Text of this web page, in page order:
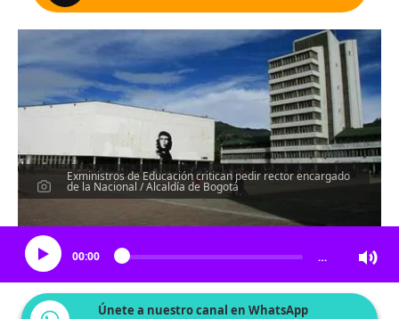
Exministros de Educación critican pedir rector encargado
de la Nacional / Alcaldía de Bogotá
Escucha el artículo
00:00 …
Únete a nuestro canal en WhatsApp